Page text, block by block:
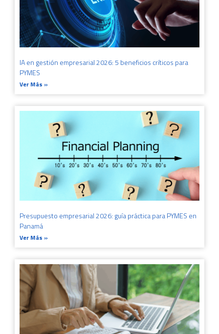
IA en gestión empresarial 2026: 5 beneficios críticos para
PYMES
Ver Más »
Presupuesto empresarial 2026: guía práctica para PYMES en
Panamá
Ver Más »